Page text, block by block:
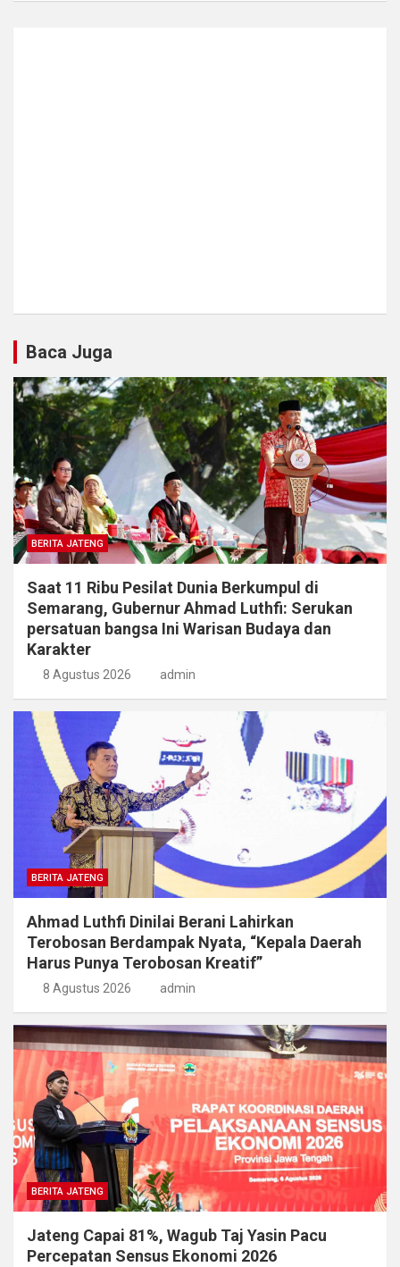
Baca Juga
BERITA JATENG
Saat 11 Ribu Pesilat Dunia Berkumpul di
Semarang, Gubernur Ahmad Luthfi: Serukan
persatuan bangsa Ini Warisan Budaya dan
Karakter
8 Agustus 2026 admin
BERITA JATENG
Ahmad Luthfi Dinilai Berani Lahirkan
Terobosan Berdampak Nyata, “Kepala Daerah
Harus Punya Terobosan Kreatif”
8 Agustus 2026 admin
BERITA JATENG
Jateng Capai 81%, Wagub Taj Yasin Pacu
Percepatan Sensus Ekonomi 2026